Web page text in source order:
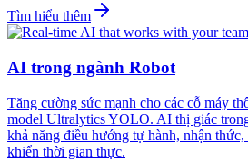
Tìm hiểu thêm
AI trong ngành Robot
Tăng cường sức mạnh cho các cỗ máy
model Ultralytics YOLO. AI thị giác
khả năng điều hướng tự hành, nhận
khiển thời gian thực.